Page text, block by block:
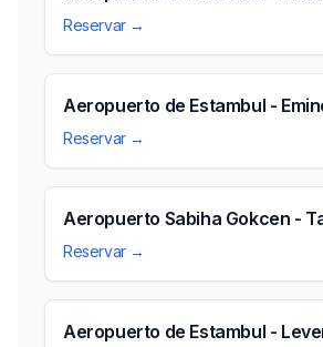
Reservar →
Aeropuerto de Estambul -
Reservar →
Aeropuerto Sabiha Gokcen -
Reservar →
Aeropuerto de Estambul -